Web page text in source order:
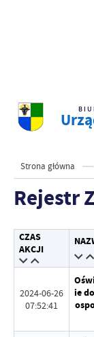
Strona główna
Rejestr
CZAS
AKCJI
2024-06-26
07:52:41
ie